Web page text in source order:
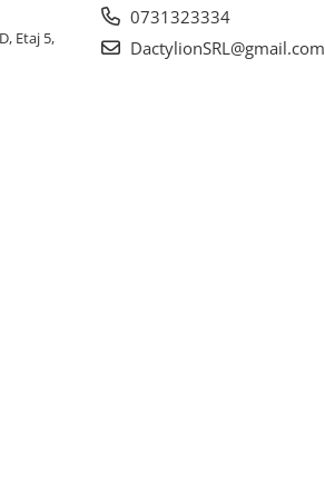
Etaj 5,
0731323334
DactylionSRL@gmail.com